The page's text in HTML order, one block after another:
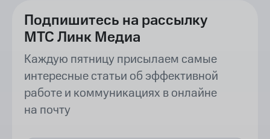
Подпишитесь на рассылку
МТС Линк Медиа
Каждую пятницу присылаем самые
интересные статьи об эффективной
работе и коммуникациях в онлайне
на почту